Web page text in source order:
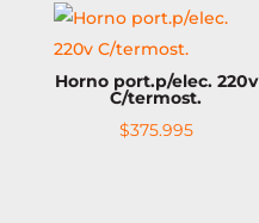
Horno port.p/elec. 220v
C/termost.
$375.995